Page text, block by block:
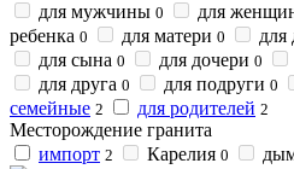
для мужчины 0 для
ребенка 0 для матери 0 для
для сына 0 для дочери 0
для друга 0 для подруги 0
семейные 2 для родителей 2
Месторождение гранита
импорт 2 Карелия 0